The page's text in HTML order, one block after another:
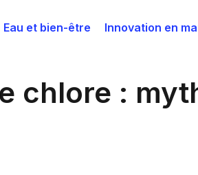
Eau et bien-être Innovation en
chlore :